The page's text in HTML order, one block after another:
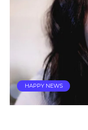
HAPPY NEWS